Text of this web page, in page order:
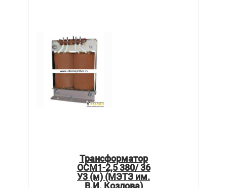
Трансформатор
ОСМ1-2,5 380/ 36
У3 (м) (МЭТЗ им.
В.И. Козлова)